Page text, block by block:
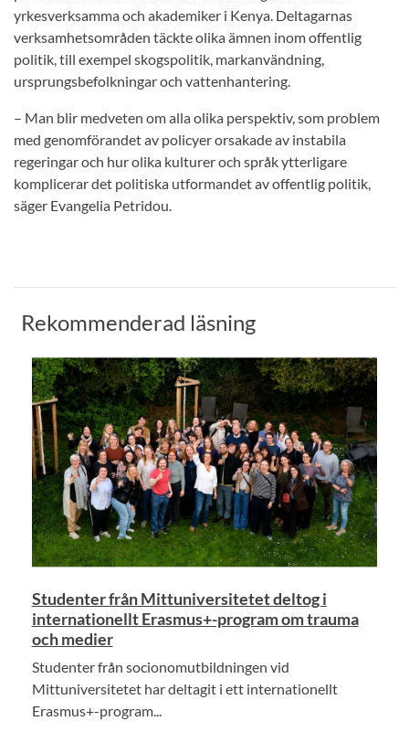
yrkesverksamma och akademiker i Kenya. Deltagarnas
verksamhetsområden täckte olika ämnen inom offentlig
politik, till exempel skogspolitik, markanvändning,
ursprungsbefolkningar och vattenhantering.
– Man blir medveten om alla olika perspektiv, som problem
med genomförandet av policyer orsakade av instabila
regeringar och hur olika kulturer och språk ytterligare
komplicerar det politiska utformandet av offentlig politik,
säger Evangelia Petridou.
Rekommenderad läsning
Studenter från Mittuniversitetet deltog i
internationellt Erasmus+-program om trauma
och medier
Studenter från socionomutbildningen vid
Mittuniversitetet har deltagit i ett internationellt
Erasmus+-program...